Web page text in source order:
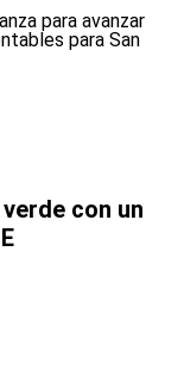
con un